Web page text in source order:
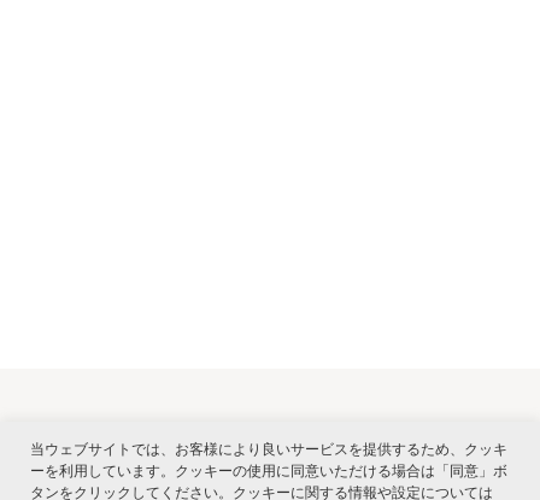
関連サービス
当ウェブサイトでは、お客様により良いサービスを提供するため、クッキ
ーを利用しています。クッキーの使用に同意いただける場合は「同意」ボ
タンをクリックしてください。クッキーに関する情報や設定については